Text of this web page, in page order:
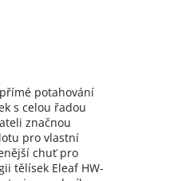
potahování
s celou řadou
značnou
pro vlastní
chuť pro
tělísek Eleaf HW-